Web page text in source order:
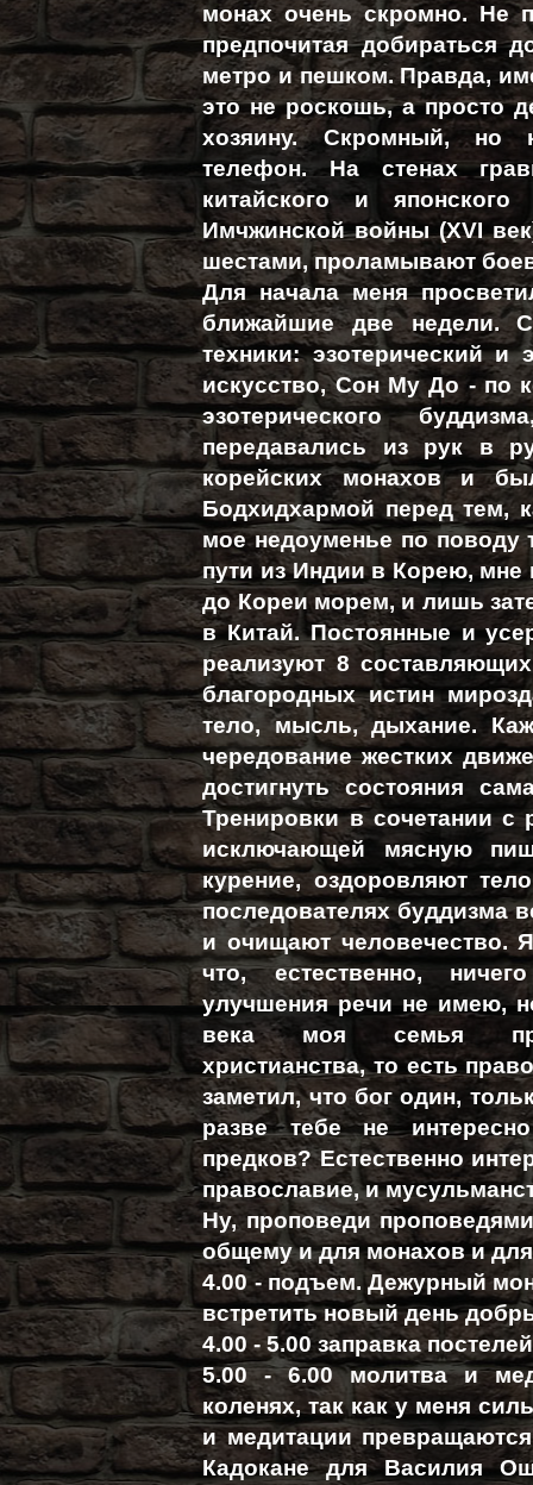
монах очень скромно. Не
предпочитая добираться
метро и пешком. Правда,
это не роскошь, а просто
хозяину. Скромный, но
телефон. На стенах
китайского и
Имчжинской войны (XVI
шестами, проламывают
Для начала меня
ближайшие две недели.
техники: эзотерический и
искусство, Сон Му До - по
эзотерического
передавались из рук в
корейских монахов и
Бодхидхармой перед тем,
мое недоуменье по поводу
пути из Индии в Корею,
до Кореи морем, и лишь
в Китай. Постоянные и
реализуют 8
благородных истин
тело, мысль, дыхание.
чередование жестких
достигнуть состояния
Тренировки в сочетании с
исключающей мясную
курение, оздоровляют
последователях буддизма
и очищают человечество.
что, естественно,
улучшения речи не имею,
века моя семья
христианства, то есть
заметил, что бог один,
разве тебе не
предков? Естественно
православие, и
Ну, проповеди
общему и для монахов и
4.00 - подъем. Дежурный
встретить новый день
4.00 - 5.00 заправка
5.00 - 6.00 молитва и
коленях, так как у меня
и медитации
Кадокане для Василия